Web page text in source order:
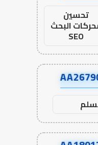
تحسين
البحث
SEO